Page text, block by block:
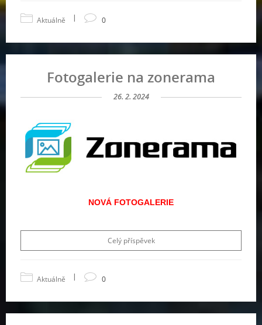
Aktuálně | 0
Fotogalerie na zonerama
26. 2. 2024
NOVÁ FOTOGALERIE
Celý příspěvek
Aktuálně | 0